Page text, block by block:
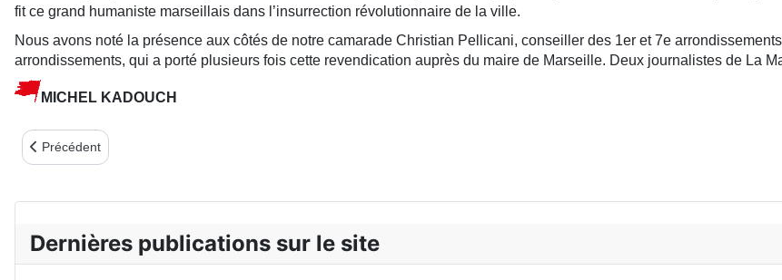
fit ce grand humaniste marseillais dans l’insurrection révolutionnaire de la ville.
Nous avons noté la présence aux côtés de notre camarade Christian Pellicani, conseiller des 1er et 7e
arrondissements, qui a porté plusieurs fois cette revendication auprès du maire de Marseille. Deux journalistes de La
MICHEL KADOUCH
Article précédent : NOS AMIES ET AMIS DU COMITÉ DIEPPOIS HONORENT LA COMMUNE
Précédent
Dernières publications sur le site